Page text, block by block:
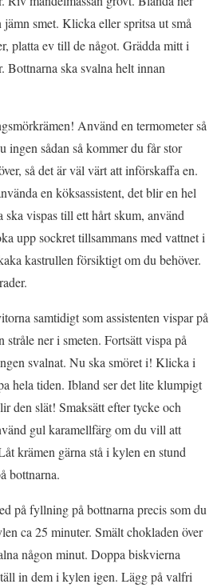
smet. Klicka eller spritsa ut små
platta ev till de något. Grädda mitt i
Bottnarna ska svalna helt innan
Använd en termometer så
ingen sådan så kommer du får stor
så det är väl värt att införskaffa en.
en köksassistent, det blir en hel
vispas till ett hårt skum, använd
upp sockret tillsammans med vattnet i
kastrullen försiktigt om du behöver.
samtidigt som assistenten vispar på
stråle ner i smeten. Fortsätt vispa på
svalnat. Nu ska smöret i! Klicka i
hela tiden. Ibland ser det lite klumpigt
den slät! Smaksätt efter tycke och
gul karamellfärg om du vill att
krämen gärna stå i kylen en stund
bottnarna.
på fyllning på bottnarna precis som du
ca 25 minuter. Smält chokladen över
någon minut. Doppa biskvierna
in dem i kylen igen. Lägg på valfri